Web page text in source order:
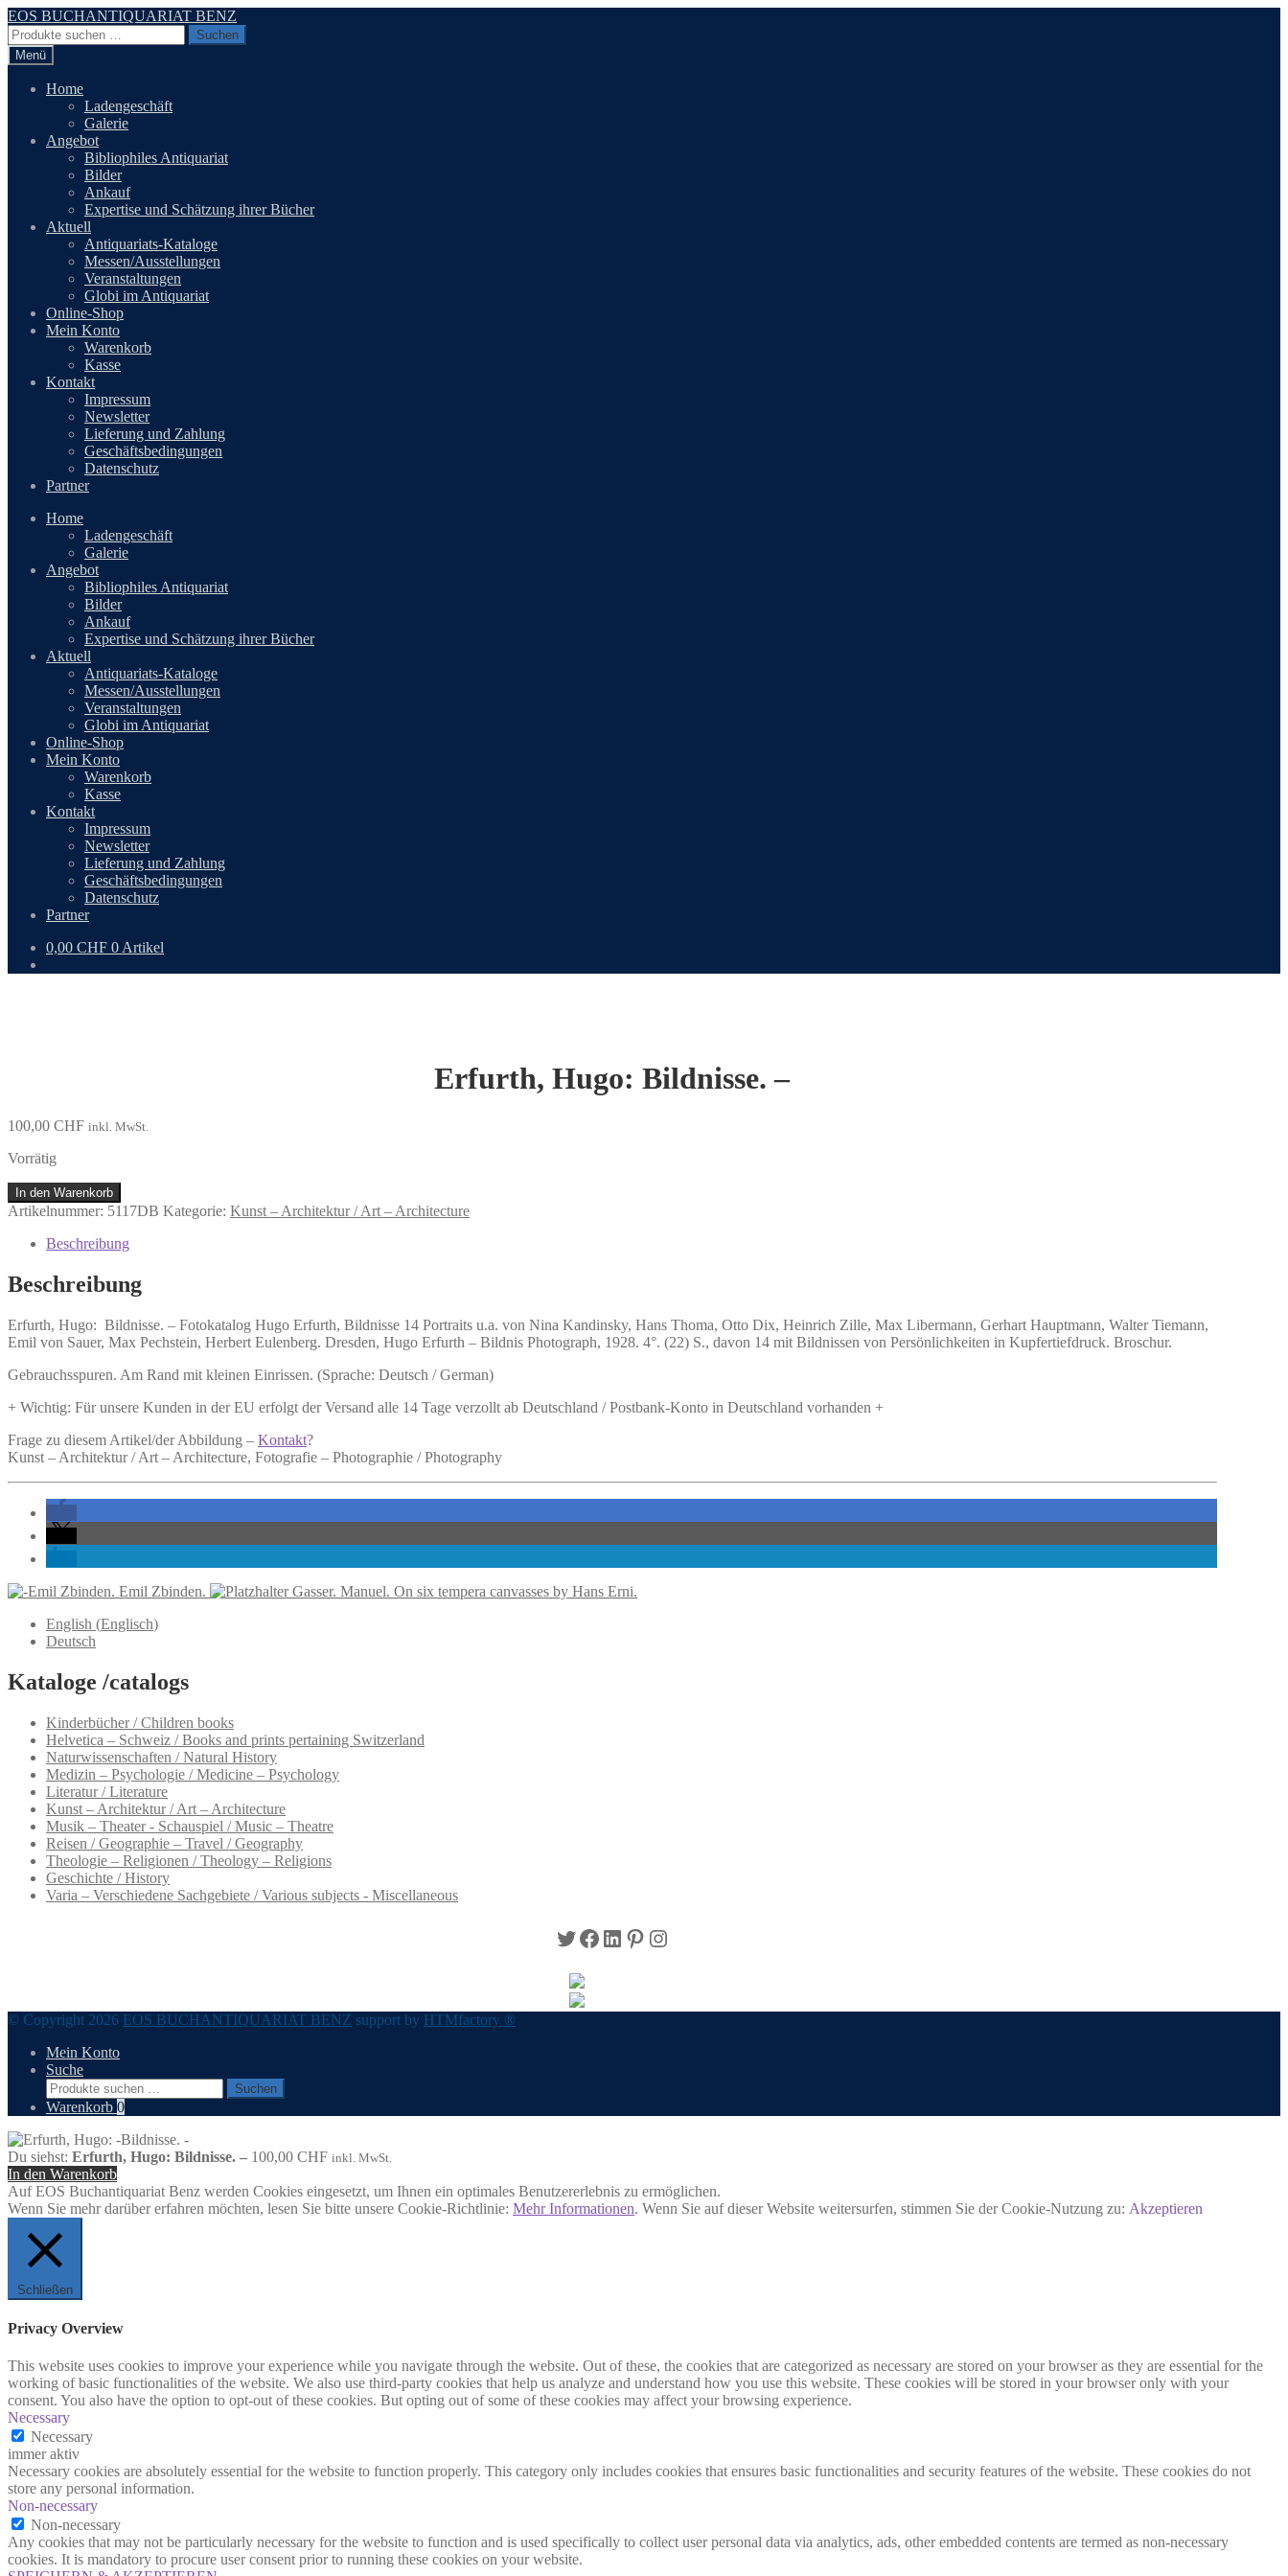
Zur
Navigation
springen
Zum
Inhalt
springen
EOS BUCHANTIQUARIAT BENZ
Suchen
nach:
Suchen
Menü
Home
Ladengeschäft
Galerie
Angebot
Bibliophiles Antiquariat
Bilder
Ankauf
Expertise und Schätzung ihrer Bücher
Aktuell
Antiquariats-Kataloge
Messen/Ausstellungen
Veranstaltungen
Globi im Antiquariat
Online-Shop
Mein Konto
Warenkorb
Kasse
Kontakt
Impressum
Newsletter
Lieferung und Zahlung
Geschäftsbedingungen
Datenschutz
Partner
Home
Ladengeschäft
Galerie
Angebot
Bibliophiles Antiquariat
Bilder
Ankauf
Expertise und Schätzung ihrer Bücher
Aktuell
Antiquariats-Kataloge
Messen/Ausstellungen
Veranstaltungen
Globi im Antiquariat
Online-Shop
Mein Konto
Warenkorb
Kasse
Kontakt
Impressum
Newsletter
Lieferung und Zahlung
Geschäftsbedingungen
Datenschutz
Partner
0,00 CHF 0 Artikel
Erfurth, Hugo: Bildnisse. –
100,00 CHF inkl. MwSt.
Vorrätig
Erfurth,
Hugo:
In den Warenkorb
Artikelnummer: 5117DB Kategorie: Kunst – Architektur / Art – Architecture
Beschreibung
Beschreibung
Erfurth, Hugo: Bildnisse. – Fotokatalog Hugo Erfurth, Bildnisse 14 Portraits u.a. von Nina Kandinsky, Hans Thoma, Otto Dix, Heinrich Zille, Max Libermann, Gerhart Hauptmann, Walter Tiemann,
Emil von Sauer, Max Pechstein, Herbert Eulenberg. Dresden, Hugo Erfurth – Bildnis Photograph, 1928. 4°. (22) S., davon 14 mit Bildnissen von Persönlichkeiten in Kupfertiefdruck. Broschur.
Gebrauchsspuren. Am Rand mit kleinen Einrissen. (Sprache: Deutsch / German)
+ Wichtig: Für unsere Kunden in der EU erfolgt der Versand alle 14 Tage verzollt ab Deutschland / Postbank-Konto in Deutschland vorhanden +
Frage zu diesem Artikel/der Abbildung – Kontakt?
Kunst – Architektur / Art – Architecture, Fotografie – Photographie / Photography
Emil Zbinden.
Gasser. Manuel. On six tempera canvasses by Hans Erni.
English (Englisch)
Deutsch
Kataloge /catalogs
Kinderbücher / Children books
Helvetica – Schweiz / Books and prints pertaining Switzerland
Naturwissenschaften / Natural History
Medizin – Psychologie / Medicine – Psychology
Literatur / Literature
Kunst – Architektur / Art – Architecture
Musik – Theater - Schauspiel / Music – Theatre
Reisen / Geographie – Travel / Geography
Theologie – Religionen / Theology – Religions
Geschichte / History
Varia – Verschiedene Sachgebiete / Various subjects - Miscellaneous
Twitter
Facebook
LinkedIn
Pinterest
Instagram
© Copyright 2026 EOS BUCHANTIQUARIAT BENZ support by HTMfactory ®
Mein Konto
Suche
Suchen
nach:
Suchen
Warenkorb 0
Du siehst: Erfurth, Hugo: Bildnisse. – 100,00 CHF inkl. MwSt.
In den Warenkorb
Auf EOS Buchantiquariat Benz werden Cookies eingesetzt, um Ihnen ein optimales Benutzererlebnis zu ermöglichen.
Wenn Sie mehr darüber erfahren möchten, lesen Sie bitte unsere Cookie-Richtlinie: Mehr Informationen. Wenn Sie auf dieser Website weitersurfen, stimmen Sie der Cookie-Nutzung zu: Akzeptieren
Schließen
Privacy Overview
This website uses cookies to improve your experience while you navigate through the website. Out of these, the cookies that are categorized as necessary are stored on your browser as they are essential for the
working of basic functionalities of the website. We also use third-party cookies that help us analyze and understand how you use this website. These cookies will be stored in your browser only with your
consent. You also have the option to opt-out of these cookies. But opting out of some of these cookies may affect your browsing experience.
Necessary
Necessary
immer aktiv
Necessary cookies are absolutely essential for the website to function properly. This category only includes cookies that ensures basic functionalities and security features of the website. These cookies do not
store any personal information.
Non-necessary
Non-necessary
Any cookies that may not be particularly necessary for the website to function and is used specifically to collect user personal data via analytics, ads, other embedded contents are termed as non-necessary
cookies. It is mandatory to procure user consent prior to running these cookies on your website.